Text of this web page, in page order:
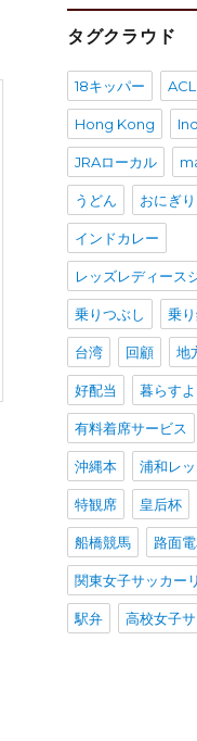
カ
イ
タグクラウド
18キッパー ACL
Hong Kong
JRAローカル
うどん おにぎり
インドカレー
レッズレディース
乗りつぶし 乗
台湾 回顧 地
好配当 暮らす
有料着席サービス
沖縄本 浦和レ
特観席 皇后杯
船橋競馬 路面
関東女子サッカー
駅弁 高校女子